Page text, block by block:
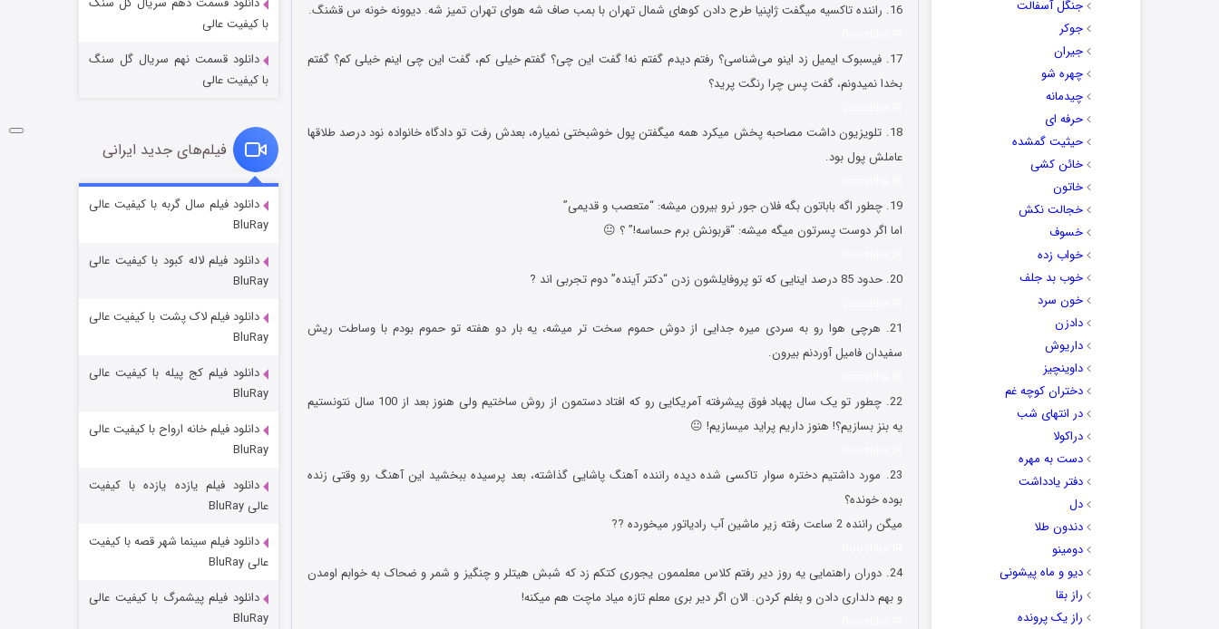
جنگل آسفالت
جوکر
جیران
چهره شو
چیدمانه
حرفه ای
حیثیت گمشده
خائن کشی
خاتون
خجالت نکش
خسوف
خواب زده
خوب بد جلف
خون سرد
دادزن
داریوش
داوینچیز
دختران کوچه غم
در انتهای شب
دراکولا
دست به مهره
دفتر یادداشت
دل
دندون طلا
دومینو
دیو و ماه پیشونی
راز بقا
راز یک پرونده
16. راننده تاکسیه میگفت ژاپنیا طرح دادن کوهای شمال تهران با بمب صاف شه هوای تهران تمیز شه. دیوونه خونه س قشنگ.
17. فیسبوک ایمیل زد اینو می‌شناسی؟ رفتم دیدم گفتم نه! گفت این چی؟ گفتم خیلی کم، گفت این چی اینم خیلی کم؟ گفتم
بخدا نمیدونم، گفت پس چرا رنگت پرید؟
18. تلویزیون داشت مصاحبه پخش میکرد همه میگفتن پول خوشبختی نمیاره، بعدش رفت تو دادگاه خانواده نود درصد طلاقها
عاملش پول بود.
19. چطور اگه باباتون بگه فلان جور نرو بیرون میشه: “متعصب و قدیمی”
اما اگر دوست پسرتون میگه میشه: “قربونش برم حساسه!” ؟ 😐
20. حدود 85 درصد اینایی که تو پروفایلشون زدن “دکتر آینده” دوم تجربی اند ?
21. هرچی هوا رو به سردی میره جدایی از دوش حموم سخت تر میشه، یه بار دو هفته تو حموم بودم با وساطت ریش
سفیدان فامیل آوردنم بیرون.
22. چطور تو یک سال پهباد فوق پیشرفته آمریکایی رو که افتاد دستمون از روش ساختیم ولی هنوز بعد از 100 سال نتونستیم
یه بنز بسازیم؟! هنوز داریم پراید میسازیم! 😐
23. مورد داشتیم دختره سوار تاکسی شده دیده راننده آهنگ پاشایی گذاشته، بعد پرسیده ببخشید این آهنگ رو وقتی زنده
بوده خونده؟
میگن راننده 2 ساعت رفته زیر ماشین آب رادیاتور میخورده ??
24. دوران راهنمایی یه روز دیر رفتم کلاس معلممون یجوری کتکم زد که شبش هیتلر و چنگیز و شمر و ضحاک به خوابم اومدن
و بهم دلداری دادن و بغلم کردن. الان اگر دیر بری معلم تازه میاد ماچت هم میکنه!
شوگر فصل ۲
قسمت
خاندان اژدها فصل ۳
با کیفیت عالی
دانلود قسمت نهم سریال گل سنگ
با کیفیت عالی
فیلم‌های جدید ایرانی
دانلود فیلم سال گربه با کیفیت عالی
BluRay
دانلود فیلم لاله کبود با کیفیت عالی
BluRay
دانلود فیلم لاک پشت با کیفیت عالی
BluRay
دانلود فیلم کج‌ پیله با کیفیت عالی
BluRay
دانلود فیلم خانه ارواح با کیفیت عالی
BluRay
دانلود فیلم یازده یازده با کیفیت
عالی BluRay
دانلود فیلم سینما شهر قصه با کیفیت
عالی BluRay
دانلود فیلم پیشمرگ با کیفیت عالی
BluRay